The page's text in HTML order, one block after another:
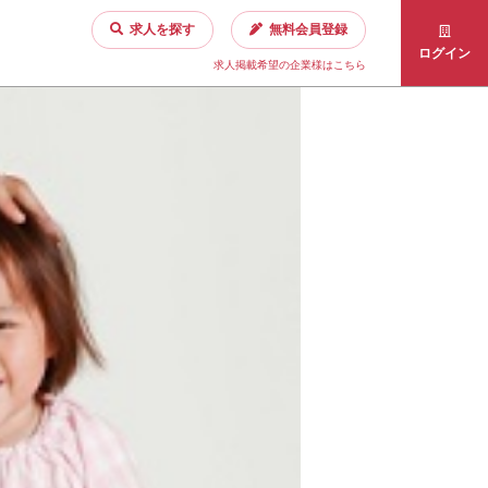
求人を探す 無料会員登録
求人掲載希望の企業様はこちら
ログイン